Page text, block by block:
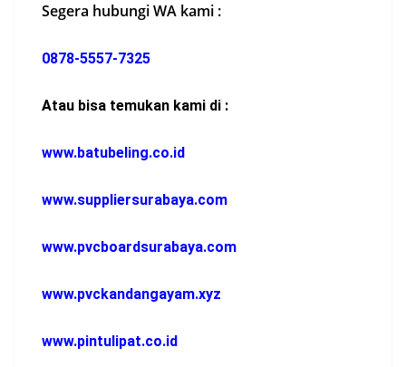
Segera hubungi WA kami :
0878-5557-7325
Atau bisa temukan kami di :
www.batubeling.co.id
www.suppliersurabaya.com
www.pvcboardsurabaya.com
www.pvckandangayam.xyz
www.pintulipat.co.id